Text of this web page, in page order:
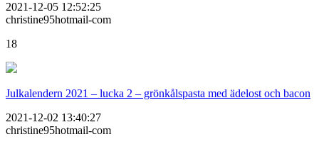
2021-12-05 12:52:25
christine95hotmail-com
18
Julkalendern 2021 – lucka 2 – grönkålspasta med ädelost och bacon
2021-12-02 13:40:27
christine95hotmail-com